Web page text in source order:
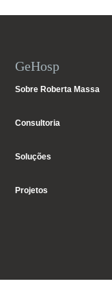
GeHosp
Sobre Roberta Massa
Consultoria
Soluções
Projetos